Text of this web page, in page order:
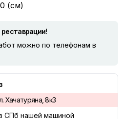
(см)
можно по телефонам в
Хачатуряна, 8к3
СПб нашей машиной